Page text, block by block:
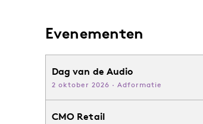
Evenementen
Dag van de Audio
2 oktober 2026 · Adformatie
CMO Retail